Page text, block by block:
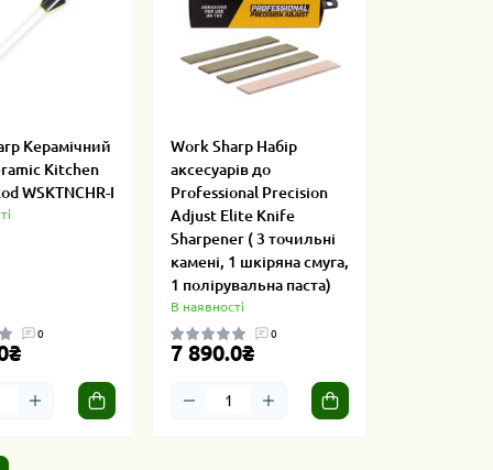
Керамічний
Kitchen
WSKTNCHR-I
0
Work Sharp Набір
аксесуарів до
Professional Precision
Adjust Elite Knife
Sharpener ( 3 точильні
камені, 1 шкіряна смуга,
1 полірувальна паста)
В наявності
0
7 890.0₴